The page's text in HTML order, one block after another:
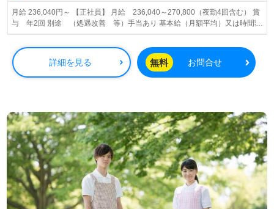
月給 236,040円～ 【正社員】 月給 236,040～270,800（夜勤4回含む） 賞
与 年2回 別途 （処遇改善 等）手当あり 基本給（月額平均）又は時間額
190,000円～220,000円 夜勤 5,000円／1回 処遇改善 26,040円～30,800
円 ※基本給金額は経験・資格等にて決定します♪ ※住宅・資格・地域・精勤
手当支給します☆ ※退職金制度あり♪ ※ 通勤交通費支給！ 賞与あり
詳細を見る 無料 お問合せ